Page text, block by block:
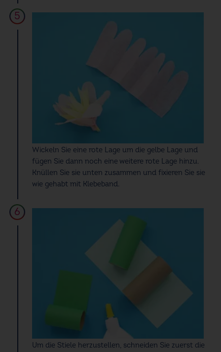
Wickeln Sie eine rote Lage um die gelbe Lage und
fügen Sie dann noch eine weitere rote Lage hinzu.
Knüllen Sie sie unten zusammen und fixieren Sie sie
wie gehabt mit Klebeband.
Um die Stiele herzustellen, schneiden Sie zuerst die